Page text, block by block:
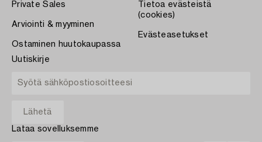
Private Sales
Arviointi & myyminen
Ostaminen huutokaupassa
Tietoa evästeistä
(cookies)
Evästeasetukset
Uutiskirje
Lataa sovelluksemme